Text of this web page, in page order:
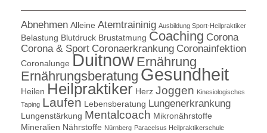
Abnehmen Alleine Atemtraininig Ausbildung Sport-Heilpraktiker
Belastung Blutdruck Brustatmung Coaching Corona
Corona & Sport Coronaerkrankung Coronainfektion
Coronalunge Duitnow Ernährung
Ernährungsberatung Gesundheit
Heilen Heilpraktiker Herz Joggen Kinesiologisches
Taping Laufen Lebensberatung Lungenerkrankung
Lungenstärkung Mentalcoach Mikronährstoffe
Mineralien Nährstoffe Nürnberg Paracelsus Heilpraktikerschule